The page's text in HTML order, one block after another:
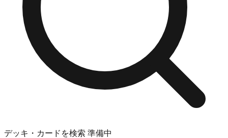
デッキ・カードを検索 準備中